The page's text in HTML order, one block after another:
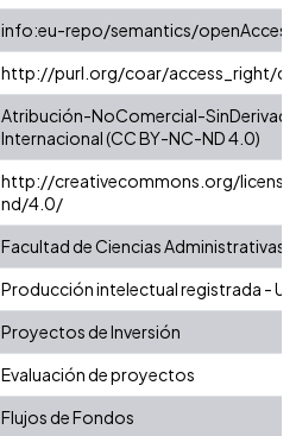
info:eu-repo/semantics/openAccess
http://purl.org/coar/access_right/
Atribución-NoComercial-
Internacional (CC BY-NC-ND 4.0)
http://creativecommons.org/
nd/4.0/
Facultad de Ciencias Administrativas
Producción intelectual registrada -
Proyectos de Inversión
Evaluación de proyectos
Flujos de Fondos